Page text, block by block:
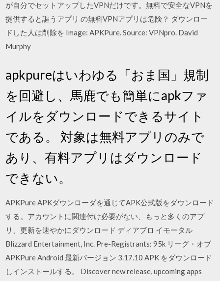
が自分でセットアップしたVPNだけです。無料で安全なVPNを
提供すると謳うアプリ の無料VPNアプリは危険？ ダウンロー
ドした人は削除を Image: APKPure. Source: VPNpro. David
Murphy
apkpureはいわゆる「おま国」規制
を回避し、馬鹿でも簡単にapkファ
イルをダウンロードできるサイト
である。 対象は無料アプリのみで
あり、有料アプリはダウンロード
できない。
APKPure APKダウンローダを通じてAPK公式版をダウンロード
する。アカウントに関連付け必要がない、もっと多くのアプ
リ、更新を速やかにダウンロード ディアブロ イモータル
Blizzard Entertainment, Inc. Pre-Registrants: 95k リーグ・オブ
APKPure Android 最新バージョン 3.17.10 APK をダウンロード
しインストールする。 Discover new release, upcoming apps